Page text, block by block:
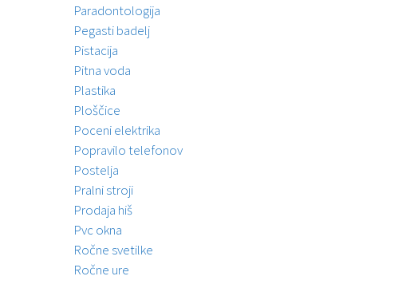
Paradontologija
Pegasti badelj
Pistacija
Pitna voda
Plastika
Ploščice
Poceni elektrika
Popravilo telefonov
Postelja
Pralni stroji
Prodaja hiš
Pvc okna
Ročne svetilke
Ročne ure